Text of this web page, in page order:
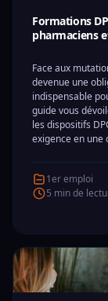
Formations
pharmaciens
Face aux
devenue une
indispensable
guide vous
les dispositifs
exigence en
1er emploi
5 min de